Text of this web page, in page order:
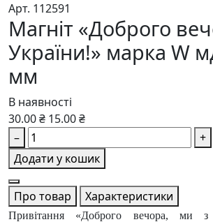
Арт. 112591
Магніт «Доброго
України!» марка W
мм
В наявності
30.00 ₴ 15.00 ₴
–
+
Додати у кошик
Про товар Характеристики
Привітання «Доброго вечора, ми з